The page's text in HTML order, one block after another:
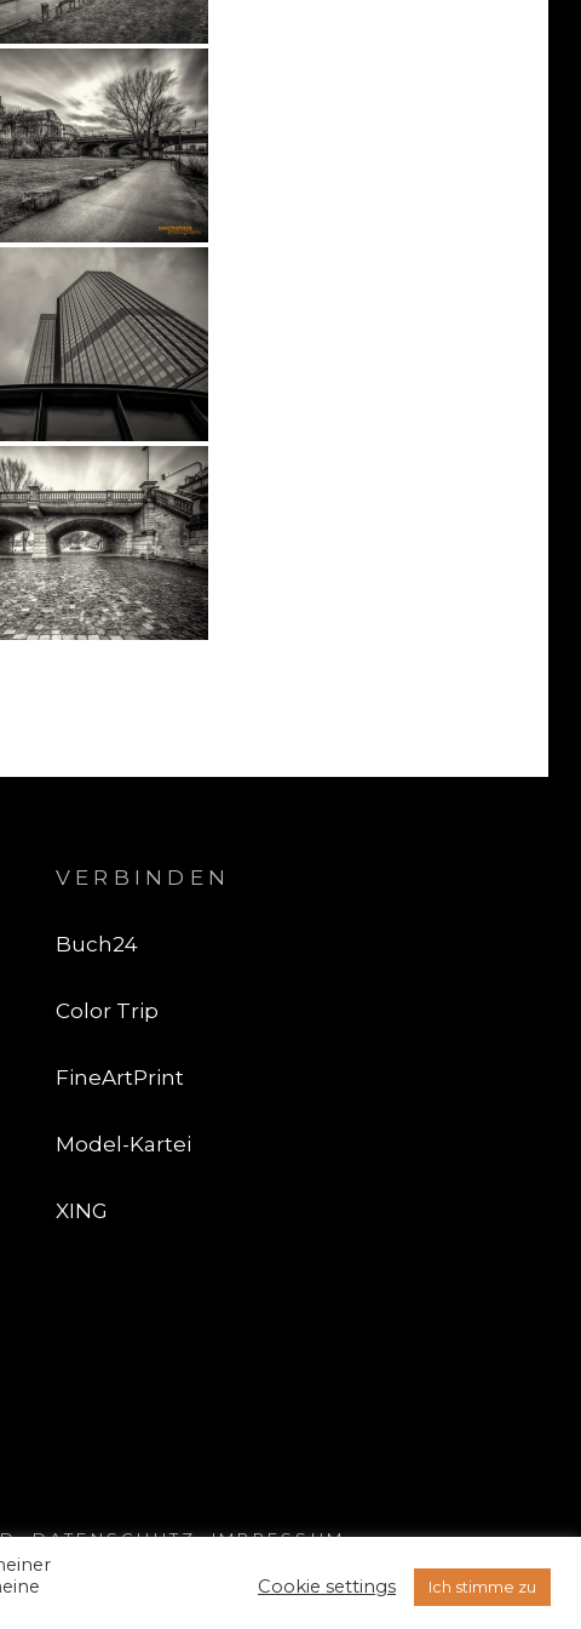
VERBINDEN
Buch24
Color Trip
FineArtPrint
Model-Kartei
XING
DATENSCHUTZ.IMPRESSUM
Cookie settings Ich stimme zu